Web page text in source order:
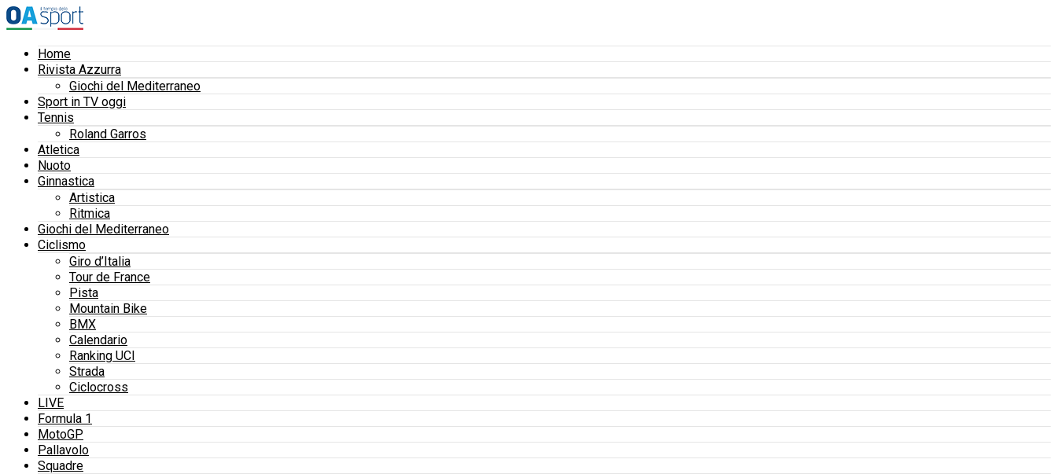
Home
Rivista Azzurra
Giochi del Mediterraneo
Sport in TV oggi
Tennis
Roland Garros
Atletica
Nuoto
Ginnastica
Artistica
Ritmica
Giochi del Mediterraneo
Ciclismo
Giro d’Italia
Tour de France
Pista
Mountain Bike
BMX
Calendario
Ranking UCI
Strada
Ciclocross
LIVE
Formula 1
MotoGP
Pallavolo
Squadre